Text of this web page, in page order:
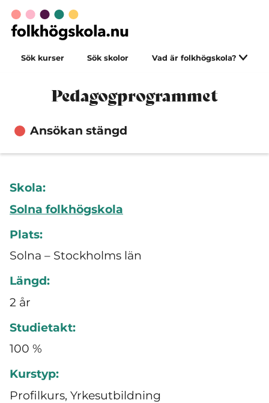
Sök kurser Sök skolor Vad är folkhögskola?
Pedagogprogrammet
Ansökan stängd
Skola:
Solna folkhögskola
Plats:
Solna – Stockholms län
Längd:
2 år
Studietakt:
100 %
Kurstyp:
Profilkurs, Yrkesutbildning